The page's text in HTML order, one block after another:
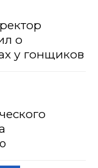
о
у гонщиков